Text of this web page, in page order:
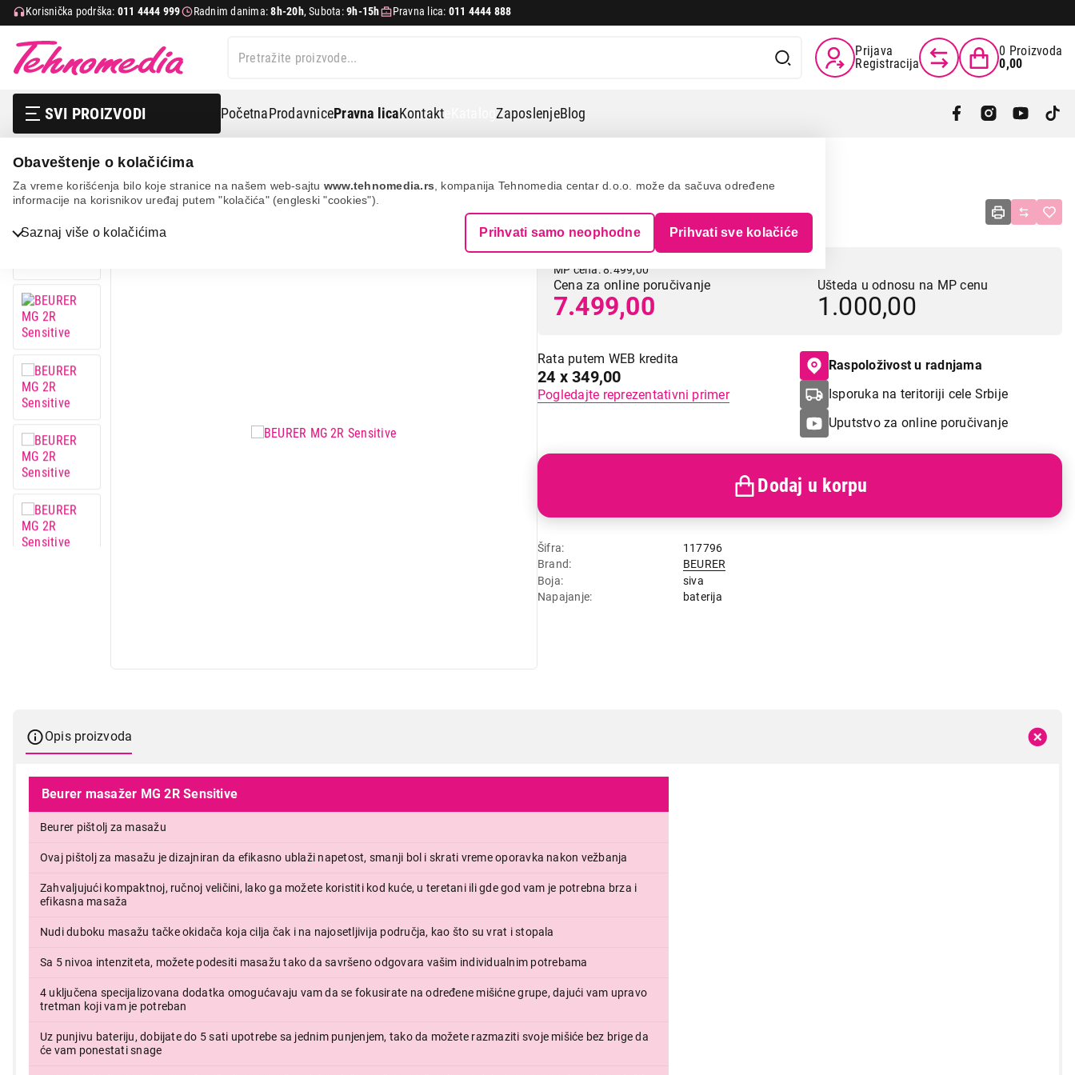
Obaveštenje o kolačićima
Za vreme korišćenja bilo koje stranice na našem web-sajtu www.tehnomedia.rs , kompanija Tehnomedia centar d.o.o. može da sačuva određene
informacije na korisnikov uređaj putem "kolačića" (engleski "cookies").
Saznaj više o kolačićima Prihvati samo neophodne Prihvati sve kolačiće
Korisnička podrška: 011 4444 999 Radnim danima:8h-20h, Subota:9h-15h Pravna lica: 011 4444 888
Prijava
Registracija
0 Proizvoda
0,00
SVI PROIZVODI PočetnaProdavnicePravna licaKontakt eKatalogZaposlenjeBlog
Bela tehnika
TV, audio, video i foto
Mobilni telefoni i tableti
Mali kuhinjski aparati
Nega tela, lepota i zdravlje
Sport i putovanje
Nega tela, lepota i zdravlje
BEURER MG 2R Sensitive
MP cena: 8.499,00
Cena za online poručivanje
7.499,00
Ušteda u odnosu na MP cenu
1.000,00
Rata putem WEB kredita
24 x 349,00
Pogledajte reprezentativni primer
Raspoloživost u radnjama
Isporuka na teritoriji cele Srbije
Uputstvo za online poručivanje
Šifra
117796
Brand
BEURER
Boja
siva
Napajanje
baterija
Dodaj u korpu
Opis proizvoda
Beurer masažer MG 2R Sensitive
Beurer pištolj za masažu
Ovaj pištolj za masažu je dizajniran da efikasno ublaži napetost, smanji bol i skrati vreme oporavka nakon vežbanja
Zahvaljujući kompaktnoj, ručnoj veličini, lako ga možete koristiti kod kuće, u teretani ili gde god vam je potrebna brza i
efikasna masaža
Nudi duboku masažu tačke okidača koja cilja čak i na najosetljivija područja, kao što su vrat i stopala
Sa 5 nivoa intenziteta, možete podesiti masažu tako da savršeno odgovara vašim individualnim potrebama
4 uključena specijalizovana dodatka omogućavaju vam da se fokusirate na određene mišićne grupe, dajući vam upravo
tretman koji vam je potreban
Uz punjivu bateriju, dobijate do 5 sati upotrebe sa jednim punjenjem, tako da možete razmaziti svoje mišiće bez brige da
će vam ponestati snage